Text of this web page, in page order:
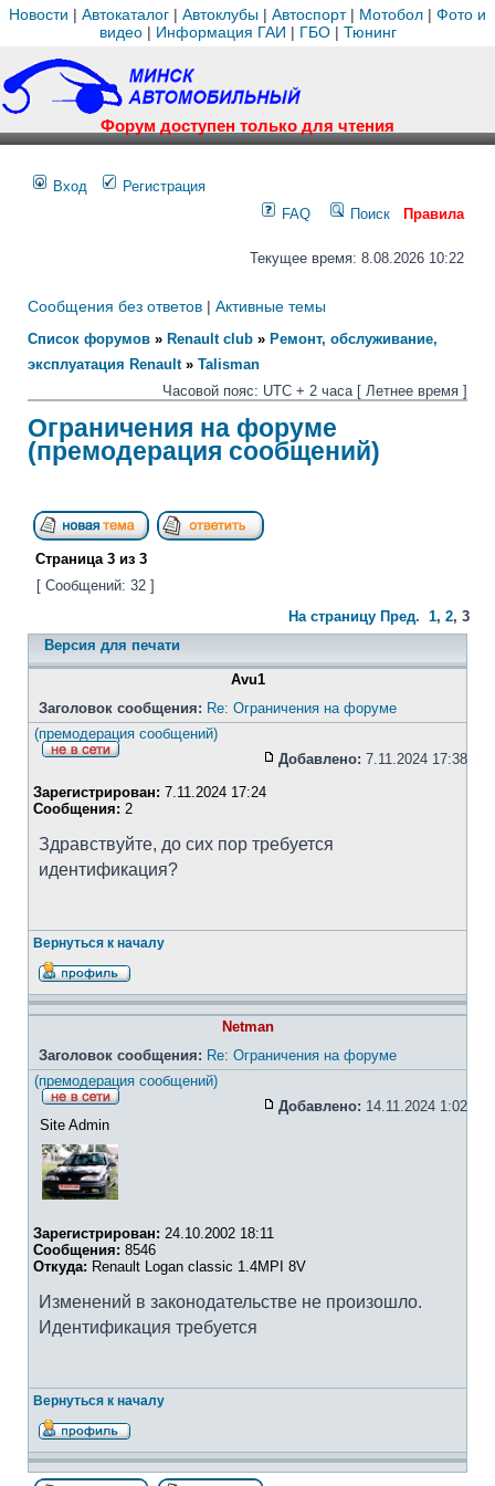
Новости | Автокаталог | Автоклубы | Автоспорт| Мотобол | Фото и
видео| Информация ГАИ | ГБО| Тюнинг
Форум доступен только для чтения
Вход
Регистрация
FAQ
Поиск Правила
Текущее время: 8.08.2026 10:22
Сообщения без ответов | Активные темы
Список форумов » Renault club » Ремонт, обслуживание,
эксплуатация Renault» Talisman
Часовой пояс: UTC + 2 часа [ Летнее время ]
Ограничения на форуме
(премодерация сообщений)
Страница 3 из 3
[ Сообщений: 32 ]
На страницу Пред. 1, 2, 3
Версия для печати
Avu1
Заголовок сообщения: Re: Ограничения на форуме
(премодерация сообщений)
Добавлено: 7.11.2024 17:38
Зарегистрирован: 7.11.2024 17:24
Сообщения: 2
Здравствуйте, до сих пор требуется
идентификация?
Вернуться к началу
Netman
Заголовок сообщения: Re: Ограничения на форуме
(премодерация сообщений)
Добавлено: 14.11.2024 1:02
Site Admin
Зарегистрирован: 24.10.2002 18:11
Сообщения: 8546
Откуда: Renault Logan classic 1.4MPI 8V
Изменений в законодательстве не произошло.
Идентификация требуется
Вернуться к началу